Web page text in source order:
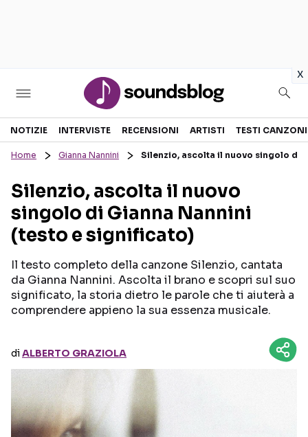
x
Sezioni
RECENSIONI MUSICALI
INTERVISTE
GOSSIP E CURIOSITÀ
TESTI CANZONI
TOUR ED EVENTI
TALENT SHOW
NOTIZIE INTERVISTE RECENSIONI ARTISTI TESTI CANZONI
Home Gianna Nannini Silenzio, ascolta il nuovo singolo di
Silenzio, ascolta il nuovo
singolo di Gianna Nannini
(testo e significato)
Il testo completo della canzone Silenzio, cantata
da Gianna Nannini. Ascolta il brano e scopri sul suo
significato, la storia dietro le parole che ti aiuterà a
comprendere appieno la sua essenza musicale.
diALBERTO GRAZIOLA